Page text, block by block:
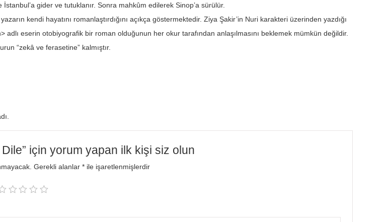
gider ve tutuklanır. Sonra mahkûm edilerek Sinop’a sürülür.
kendi hayatını romanlaştırdığını açıkça göstermektedir. Ziya Şakir’in Nuri karakteri üzerinden yazdığı
adlı eserin otobiyografik bir roman olduğunun her okur tarafından anlaşılmasını beklemek mümkün değildir.
“zekâ ve ferasetine” kalmıştır.
Dile” için yorum yapan ilk kişi siz olun
Gerekli alanlar* ile işaretlenmişlerdir